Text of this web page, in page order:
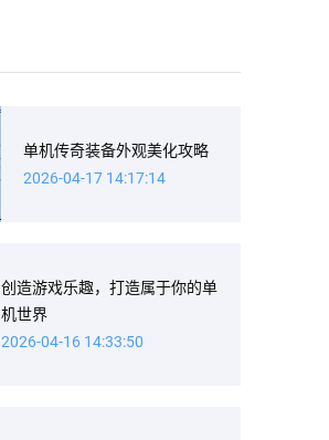
单机传奇装备外观美化攻略
2026-04-17 14:17:14
创造游戏乐趣，打造属于你的单
机世界
2026-04-16 14:33:50